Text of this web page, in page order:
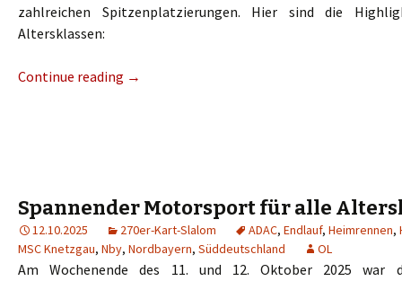
zahlreichen Spitzenplatzierungen. Hier sind die
Altersklassen:
Continue reading →
Spannender Motorsport für alle
12.10.2025 270er-Kart-Slalom ADAC, Endlauf, Heimrennen,
MSC Knetzgau, Nby, Nordbayern, Süddeutschland OL
Am Wochenende des 11. und 12. Oktober 2025 war